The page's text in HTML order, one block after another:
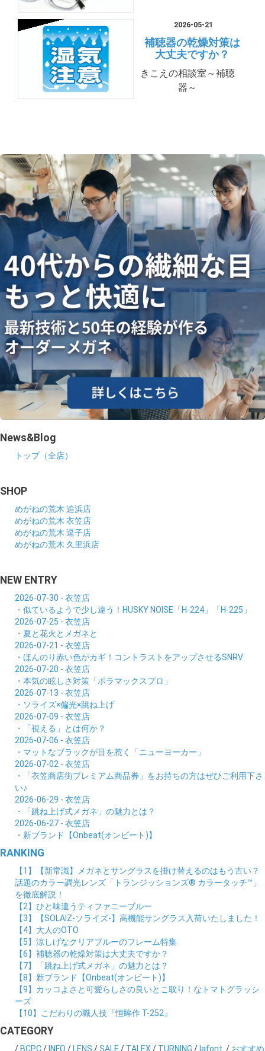
2026-05-21
補聴器の乾燥対策は
大丈夫ですか？
きこえの相談室～補聴
器～
News&Blog
トップ（全店）
SHOP
めがねの荒木 追浜店
めがねの荒木 衣笠店
めがねの荒木 逗子店
めがねの荒木 久里浜店
NEW ENTRY
2026-07-30 - 衣笠店
・似ているようで少し違う！HUSKY NOISE「H-224」「H-225」
2026-07-25 - 衣笠店
・夏と花火とメガネと
2026-07-21 - 衣笠店
・ほんのり赤い色がカギ！コントラストをアップさせるSNRV
2026-07-20 - 衣笠店
・本気の眩しさ対策「ポラマックスプロ」
2026-07-13 - 衣笠店
・ソライズ×偏光×跳ね上げ
2026-07-09 - 衣笠店
・「視える」とは何か？
2026-07-06 - 衣笠店
・マットなブラックが目を惹く「ニューヨーカー」
2026-07-02 - 衣笠店
・「衣笠商店街プレミアム商品券」をお持ちの方はぜひご利用下さ
い♪
2026-06-29 - 衣笠店
・「跳ね上げ式メガネ」の魅力とは？
2026-06-27 - 衣笠店
・新ブランド【Onbeat(オンビート)】
RANKING
【1】【新常識】メガネとサングラスを掛け替えるのはもう古い？
話題のカラー調光レンズ「トランジッションズ® カラータッチ™」
を徹底解説！
【2】ひと味違うティファニーブルー
【3】【SOLAIZ-ソライズ-】高機能サングラス入荷いたしました！
【4】大人のOTO
【5】涼しげなクリアブルーのフレーム特集
【6】補聴器の乾燥対策は大丈夫ですか？
【7】「跳ね上げ式メガネ」の魅力とは？
【8】新ブランド【Onbeat(オンビート)】
【9】カッコよさと可愛らしさの良いとこ取り！なトマトグラッシ
ーズ
【10】こだわりの職人技『恒眸作 T-252』
CATEGORY
/ BCPC/ INFO / LENS /SALE / TALEX / TURNING / lafont. / おすすめ